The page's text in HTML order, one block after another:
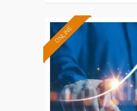
ONLINE
Formación 100%
Para desempleados,
trabajadores y autónomos.
Sector